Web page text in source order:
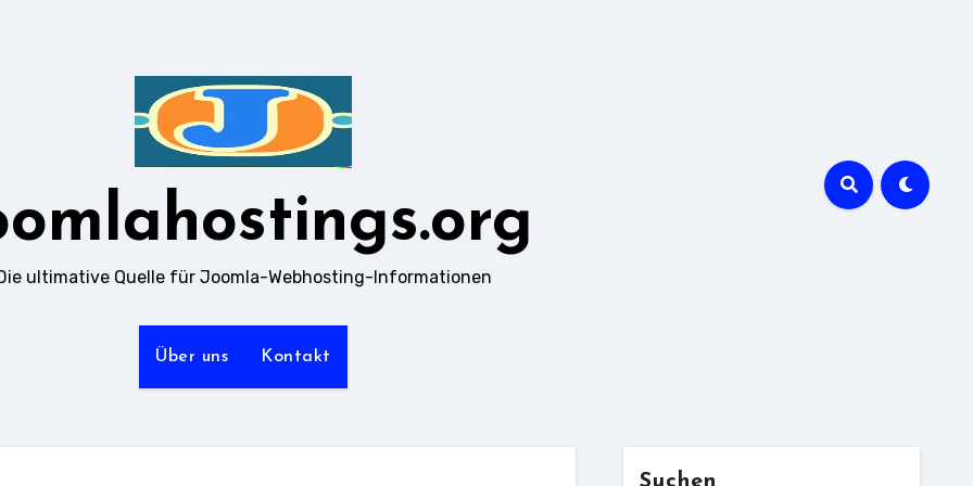
ultimative Quelle für Joomla-Webhosting-Informationen
Über uns Kontakt
Suchen